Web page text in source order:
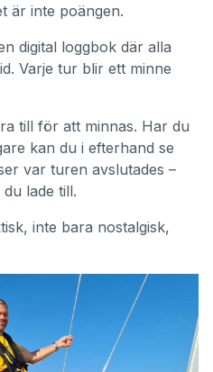
är inte poängen.
digital loggbok där alla
Varje tur blir ett minne
till för att minnas. Har du
kan du i efterhand se
var turen avslutades –
lade till.
inte bara nostalgisk,